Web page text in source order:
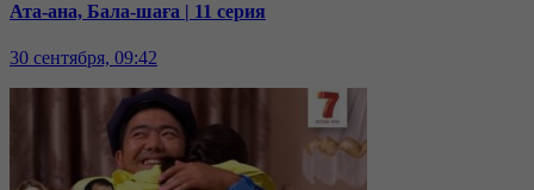
Ата-ана, Бала-шаға | 11 серия
30 сентября, 09:42